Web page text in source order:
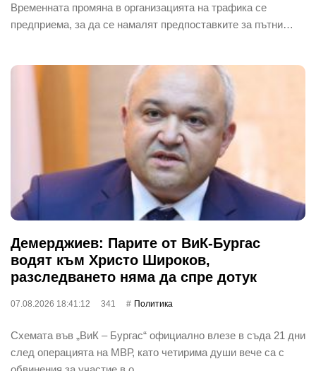
Временната промяна в организацията на трафика се
предприема, за да се намалят предпоставките за пътни…
Демерджиев: Парите от ВиК-Бургас
водят към Христо Широков,
разследването няма да спре дотук
07.08.2026 18:41:12 341 Политика
Схемата във „ВиК – Бургас“ официално влезе в съда 21 дни
след операцията на МВР, като четирима души вече са с